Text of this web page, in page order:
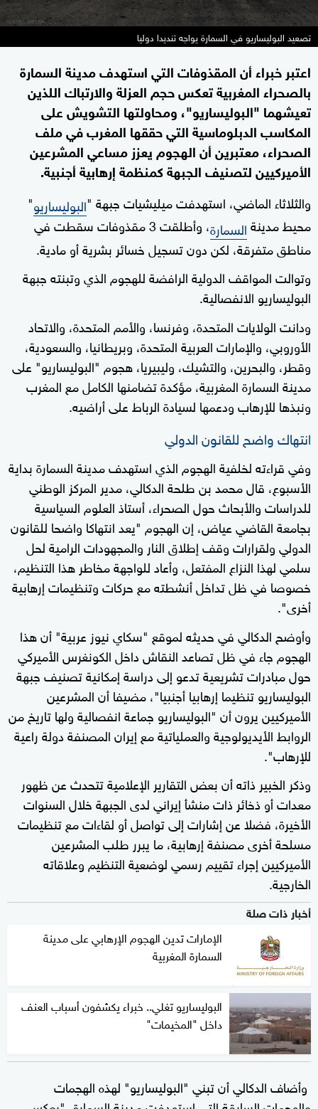
تصعيد البوليساريو في السمارة يواجه تنديدا دوليا
اعتبر خبراء أن المقذوفات التي استهدف مدينة السمارة
بالصحراء المغربية تعكس حجم العزلة والارتباك اللذين
تعيشهما "البوليساريو"، ومحاولتها التشويش على
المكاسب الدبلوماسية التي حققها المغرب في ملف
الصحراء، معتبرين أن الهجوم يعزز مساعي المشرعين
الأميركيين لتصنيف الجبهة كمنظمة إرهابية أجنبية.
والثلاثاء الماضي، استهدفت ميليشيات جبهة "البوليساريو"
محيط مدينةالسمارة
، وأطلقت 3 مقذوفات سقطت في
مناطق متفرقة، لكن دون تسجيل خسائر بشرية أو مادية.
وتوالت المواقف الدولية الرافضة للهجوم الذي وتبنته جبهة
البوليساريو الانفصالية.
ودانت الولايات المتحدة، وفرنسا، والأمم المتحدة، والاتحاد
الأوروبي، والإمارات العربية المتحدة، وبريطانيا، والسعودية،
وقطر، والبحرين، والتشيك، وليبيريا، هجوم "البوليساريو" على
مدينة السمارة المغربية، مؤكدة تضامنها الكامل مع المغرب
ونبذها للإرهاب ودعمها لسيادة الرباط على أراضيه.
انتهاك واضح للقانون الدولي
وفي قراءته لخلفية الهجوم الذي استهدف مدينة السمارة بداية
الأسبوع، قال محمد بن طلحة الدكالي، مدير المركز الوطني
للدراسات والأبحاث حول الصحراء، أستاذ العلوم السياسية
بجامعة القاضي عياض، إن الهجوم "يعد انتهاكا واضحا للقانون
الدولي ولقرارات وقف إطلاق النار والمجهودات الرامية لحل
سلمي لهذا النزاع المفتعل، وأعاد للواجهة مخاطر هذا التنظيم،
خصوصا في ظل تداخل أنشطته مع حركات وتنظيمات إرهابية
أخرى".
وأوضح الدكالي في حديثه لموقع "سكاي نيوز عربية" أن هذا
الهجوم جاء في ظل تصاعد النقاش داخل الكونغرس الأميركي
حول مبادرات تشريعية تدعو إلى دراسة إمكانية تصنيف جبهة
البوليساريو تنظيما إرهابيا أجنبيا"، مضيفا أن المشرعين
الأميركيين يرون أن "البوليساريو جماعة انفصالية ولها تاريخ من
الروابط الأيديولوجية والعملياتية مع إيران المصنفة دولة راعية
للإرهاب".
وذكر الخبير ذاته أن بعض التقارير الإعلامية تتحدث عن ظهور
معدات أو ذخائر ذات منشأ إيراني لدى الجبهة خلال السنوات
الأخيرة، فضلا عن إشارات إلى تواصل أو لقاءات مع تنظيمات
مسلحة أخرى مصنفة إرهابية، ما يبرر طلب المشرعين
الأميركيين إجراء تقييم رسمي لوضعية التنظيم وعلاقاته
الخارجية.
أخبار ذات صلة
الإمارات تدين الهجوم الإرهابي على مدينة
السمارة المغربية
البوليساريو تغلي.. خبراء يكشفون أسباب العنف
داخل "المخيمات"
وأضاف الدكالي أن تبني "البوليساريو" لهذه الهجمات